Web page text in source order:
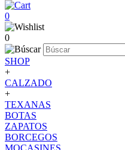
0
0
SHOP
+
CALZADO
+
TEXANAS
BOTAS
ZAPATOS
BORCEGOS
MOCASINES